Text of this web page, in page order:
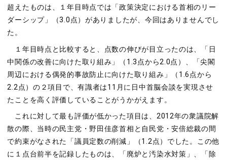
超えたものは、１年目時点では「政策決定における首相のリー
ダーシップ」（3.0点）がありましたが、今回はありませんでし
た。
１年目時点と比較すると、点数の伸びが目立ったのは、「日
中関係の改善に向けた取り組み」（1.3点から2.0点）、「尖閣
周辺における偶発的事故防止に向けた取り組み」（1.6点から
2.2点）の２項目で、有識者は11月に日中首脳会談を実現させ
たことを高く評価していることがうかがえます。
これに対して最も評価が低かった項目は、2012年の衆議院解
散の際、当時の民主党・野田佳彦首相と自民党・安倍総裁の間
で約束がなされた「議員定数の削減」（1.2点）でした。この他
に１点台前半を記録したものは、「廃炉と汚染水対策」、「除